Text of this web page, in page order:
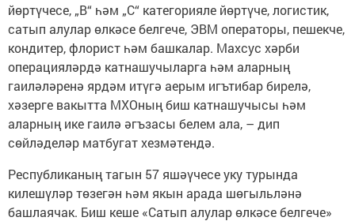
йөртүчесе, „B“ һәм „C“ категорияле йөртүче, логистик,
сатып алулар өлкәсе белгече, ЭВМ операторы, пешекче,
кондитер, флорист һәм башкалар. Махсус хәрби
операцияләрдә катнашучыларга һәм аларның
гаиләләренә ярдәм итүгә аерым игътибар бирелә,
хәзерге вакытта МХОның биш катнашучысы һәм
аларның ике гаилә әгъзасы белем ала, – дип
сөйләделәр матбугат хезмәтендә.
Республиканың тагын 57 яшәүчесе уку турында
килешүләр төзегән һәм якын арада шөгыльләнә
башлаячак. Биш кеше «Сатып алулар өлкәсе белгече»